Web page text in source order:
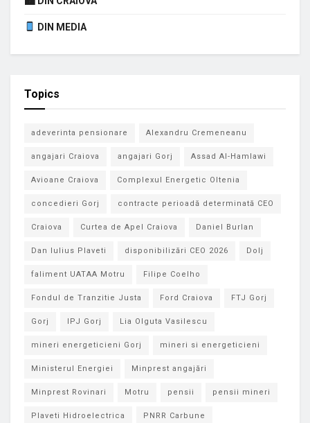
DIN MEDIA
Topics
adeverinta pensionare Alexandru Cremeneanu
angajari Craiova angajari Gorj Assad Al-Hamlawi
Avioane Craiova Complexul Energetic Oltenia
concedieri Gorj contracte perioadă determinată CEO
Craiova Curtea de Apel Craiova Daniel Burlan
Dan Iulius Plaveti disponibilizări CEO 2026 Dolj
faliment UATAA Motru Filipe Coelho
Fondul de Tranzitie Justa Ford Craiova FTJ Gorj
Gorj IPJ Gorj Lia Olguta Vasilescu
mineri energeticieni Gorj mineri si energeticieni
Ministerul Energiei Minprest angajări
Minprest Rovinari Motru pensii pensii mineri
Plaveti Hidroelectrica PNRR Carbune